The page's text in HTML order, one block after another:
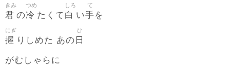
君
きみ
の冷
つめ
たくて 白
しろ
い手
て
を
握
にぎ
りしめた あの 日
ひ
がむしゃらに